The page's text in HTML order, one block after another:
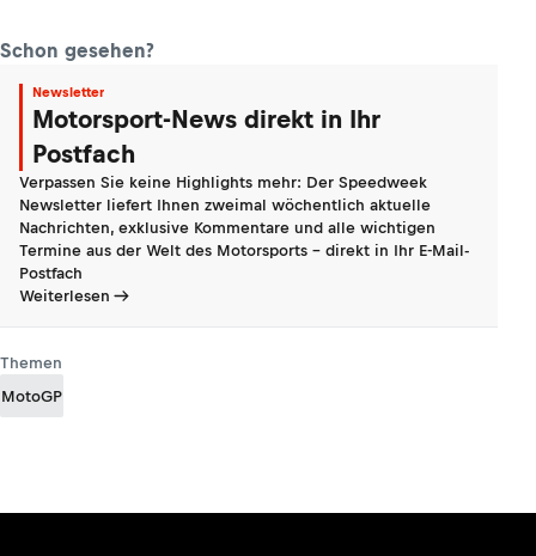
Schon gesehen?
Newsletter
Motorsport-News direkt in Ihr
Postfach
Verpassen Sie keine Highlights mehr: Der Speedweek
Newsletter liefert Ihnen zweimal wöchentlich aktuelle
Nachrichten, exklusive Kommentare und alle wichtigen
Termine aus der Welt des Motorsports - direkt in Ihr E-Mail-
Postfach
Weiterlesen
Themen
MotoGP